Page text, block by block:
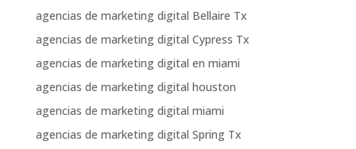
agencias de marketing digital Bellaire Tx
agencias de marketing digital Cypress Tx
agencias de marketing digital en miami
agencias de marketing digital houston
agencias de marketing digital miami
agencias de marketing digital Spring Tx